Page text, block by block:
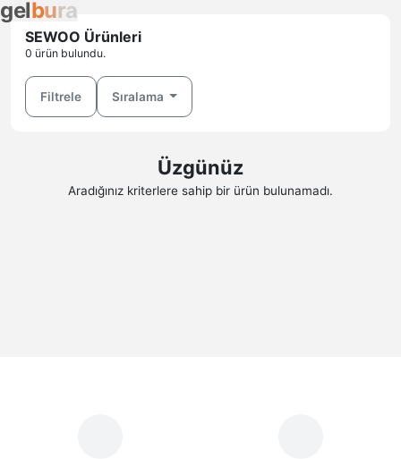
gelbura
SEWOO Ürünleri
0 ürün bulundu.
Filtrele Sıralama
Üzgünüz
Aradığınız kriterlere sahip bir ürün bulunamadı.